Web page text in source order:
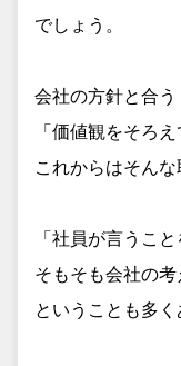
でしょう。
会社の方針と合う
「価値観をそろ
これからはそんな
「社員が言うこ
そもそも会社の考
ということも多く